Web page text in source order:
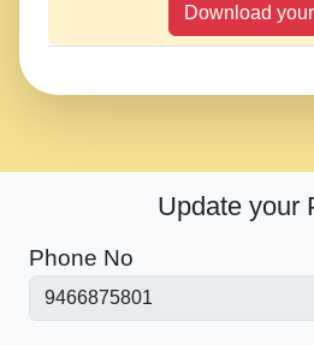
Download
Update your
Phone No